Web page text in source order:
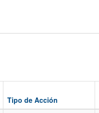
Tipo de Acción